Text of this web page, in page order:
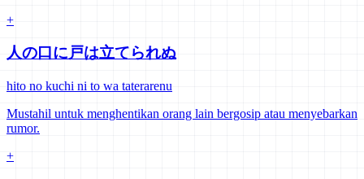
+
人の口に戸は立てられぬ
hito no kuchi ni to wa taterarenu
Mustahil untuk menghentikan orang lain bergosip atau menyebarkan
rumor.
+